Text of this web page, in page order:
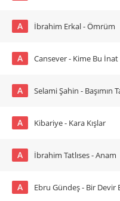
A İbrahim Erkal - Ömrüm
A Cansever - Kime Bu İnat
A Selami Şahin - Başımın
A Kibariye - Kara Kışlar
A İbrahim Tatlıses - Anam
A Ebru Gündeş - Bir Devir